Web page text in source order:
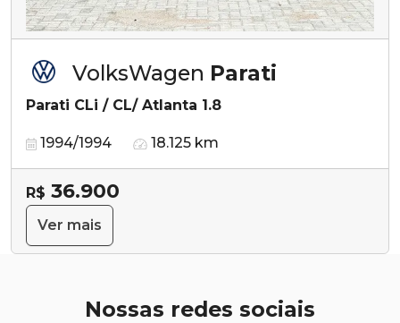
VolksWagen Parati
Parati CLi / CL/ Atlanta 1.8
1994/1994 18.125 km
R$ 36.900
Ver mais
Nossas redes sociais